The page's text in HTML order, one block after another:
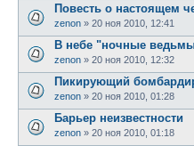
Повесть о настоящем
zenon » 20 ноя 2010, 12:41
В небе "ночные
zenon » 20 ноя 2010, 12:32
Пикирующий
zenon » 20 ноя 2010, 01:28
Барьер неизвестности
zenon » 20 ноя 2010, 01:18